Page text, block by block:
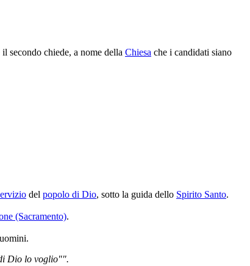
secondo chiede, a nome della Chiesa che i candidati siano
del popolo di Dio, sotto la guida dello Spirito Santo.
(Sacramento).
Dio lo voglio"".